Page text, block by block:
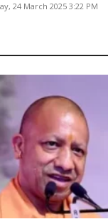
24 March 2025 3:22 PM